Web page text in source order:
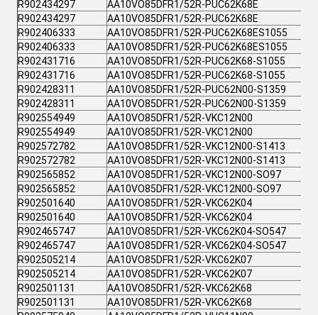
R902434297
AA10VO85DFR1/52R-PUC62K68E
R902434297
AA10VO85DFR1/52R-PUC62K68E
R902406333
AA10VO85DFR1/52R-PUC62K68ES1055
R902406333
AA10VO85DFR1/52R-PUC62K68ES1055
R902431716
AA10VO85DFR1/52R-PUC62K68-S1055
R902431716
AA10VO85DFR1/52R-PUC62K68-S1055
R902428311
AA10VO85DFR1/52R-PUC62N00-S1359
R902428311
AA10VO85DFR1/52R-PUC62N00-S1359
R902554949
AA10VO85DFR1/52R-VKC12N00
R902554949
AA10VO85DFR1/52R-VKC12N00
R902572782
AA10VO85DFR1/52R-VKC12N00-S1413
R902572782
AA10VO85DFR1/52R-VKC12N00-S1413
R902565852
AA10VO85DFR1/52R-VKC12N00-SO97
R902565852
AA10VO85DFR1/52R-VKC12N00-SO97
R902501640
AA10VO85DFR1/52R-VKC62K04
R902501640
AA10VO85DFR1/52R-VKC62K04
R902465747
AA10VO85DFR1/52R-VKC62K04-SO547
R902465747
AA10VO85DFR1/52R-VKC62K04-SO547
R902505214
AA10VO85DFR1/52R-VKC62K07
R902505214
AA10VO85DFR1/52R-VKC62K07
R902501131
AA10VO85DFR1/52R-VKC62K68
R902501131
AA10VO85DFR1/52R-VKC62K68